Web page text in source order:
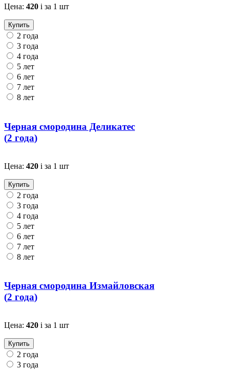
Цена: 420 i за 1 шт
Купить
2 года
3 года
4 года
5 лет
6 лет
7 лет
8 лет
Черная смородина Деликатес
(2 года)
Цена: 420 i за 1 шт
Купить
2 года
3 года
4 года
5 лет
6 лет
7 лет
8 лет
Черная смородина Измайловская
(2 года)
Цена: 420 i за 1 шт
Купить
2 года
3 года